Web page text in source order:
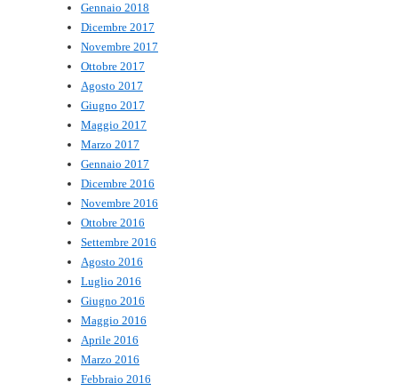
Gennaio 2018
Dicembre 2017
Novembre 2017
Ottobre 2017
Agosto 2017
Giugno 2017
Maggio 2017
Marzo 2017
Gennaio 2017
Dicembre 2016
Novembre 2016
Ottobre 2016
Settembre 2016
Agosto 2016
Luglio 2016
Giugno 2016
Maggio 2016
Aprile 2016
Marzo 2016
Febbraio 2016